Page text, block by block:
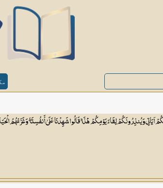
وَيُنذِرُونَكُمْ لِقَاءَ يَوْمِكُمْ هَٰذَا ۚ قَالُوا شَهِدْنَا عَلَىٰ أَنفُسِنَا ۖ وَغَرَّتْهُمُ